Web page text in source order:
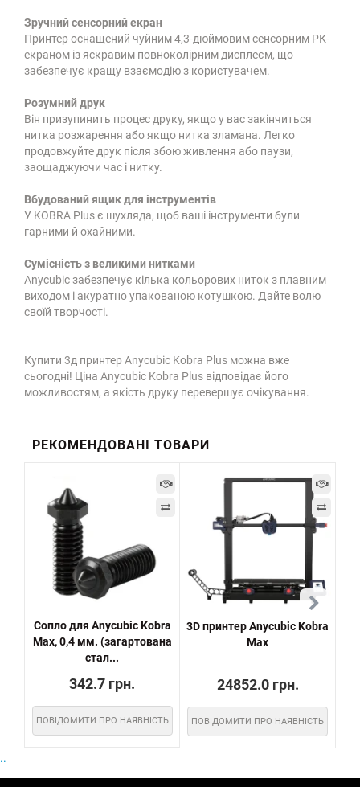
Зручний сенсорний екран
Принтер оснащений чуйним 4,3-дюймовим сенсорним РК-
екраном із яскравим повноколірним дисплеєм, що
забезпечує кращу взаємодію з користувачем.
Розумний друк
Він призупинить процес друку, якщо у вас закінчиться
нитка розжарення або якщо нитка зламана. Легко
продовжуйте друк після збою живлення або паузи,
заощаджуючи час і нитку.
Вбудований ящик для інструментів
У KOBRA Plus є шухляда, щоб ваші інструменти були
гарними й охайними.
Сумісність з великими нитками
Anycubic забезпечує кілька кольорових ниток з плавним
виходом і акуратно упакованою котушкою. Дайте волю
своїй творчості.
Купити 3д принтер Anycubic Kobra Plus можна вже
сьогодні! Ціна Anycubic Kobra Plus відповідає його
можливостям, а якість друку перевершує очікування.
РЕКОМЕНДОВАНІ ТОВАРИ
Сопло для Anycubic Kobra
Max, 0,4 мм. (загартована
стал...
342.7 грн.
ПОВІДОМИТИ ПРО НАЯВНІСТЬ
3D принтер Anycubic Kobra
Max
24852.0 грн.
ПОВІДОМИТИ ПРО НАЯВНІСТЬ
..